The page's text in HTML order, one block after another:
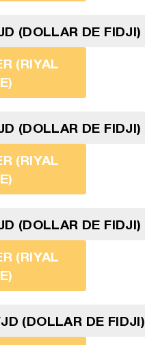
(DOLLAR DE FIDJI)
(RIYAL
(DOLLAR DE FIDJI)
(RIYAL
(DOLLAR DE FIDJI)
(RIYAL
(DOLLAR DE FIDJI)